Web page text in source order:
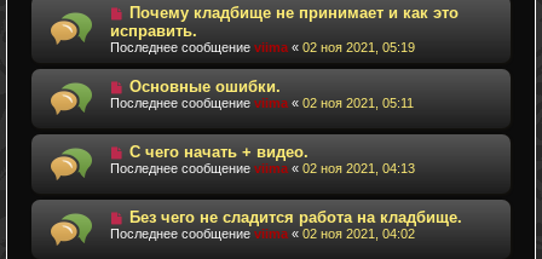
Почему кладбище не принимает и как это
исправить.
Последнее сообщение viima « 02 ноя 2021, 05:19
Основные ошибки.
Последнее сообщение viima « 02 ноя 2021, 05:11
С чего начать + видео.
Последнее сообщение viima « 02 ноя 2021, 04:13
Без чего не сладится работа на кладбище.
Последнее сообщение viima « 02 ноя 2021, 04:02